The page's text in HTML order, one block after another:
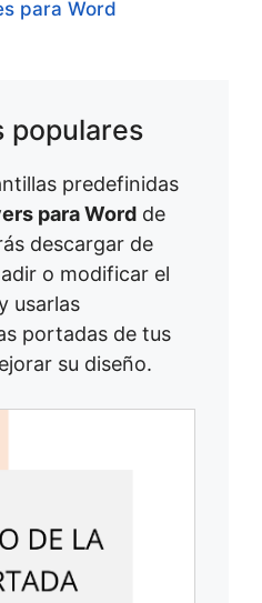
para Word
populares
predefinidas
para Word de
descargar de
o modificar el
usarlas
portadas de tus
su diseño.